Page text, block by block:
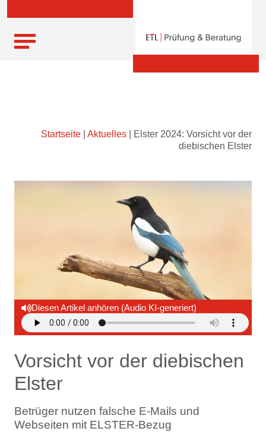
Startseite Aktuelles
Elster 2024: Vorsicht vor der
diebischen Elster
Diesen Artikel anhören (Audio KI-generiert)
Vorsicht vor der diebischen
Elster
Betrüger nutzen falsche E-Mails und
Webseiten mit ELSTER-Bezug